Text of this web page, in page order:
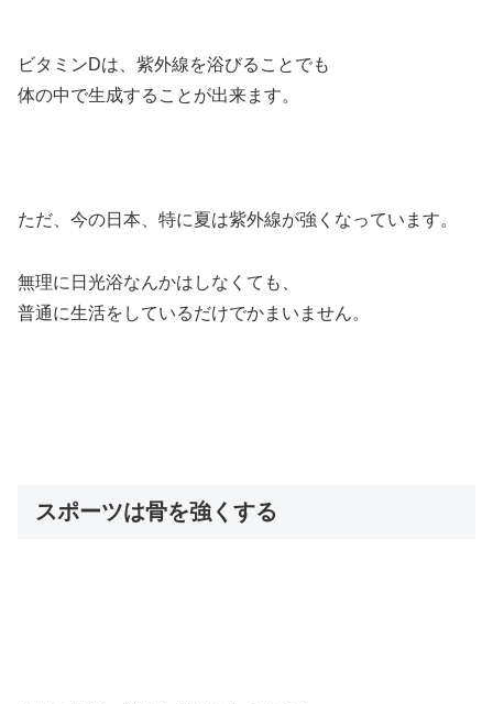
ビタミンDは、紫外線を浴びることでも
体の中で生成することが出来ます。
ただ、今の日本、特に夏は紫外線が強くなっています。
無理に日光浴なんかはしなくても、
普通に生活をしているだけでかまいません。
スポーツは骨を強くする